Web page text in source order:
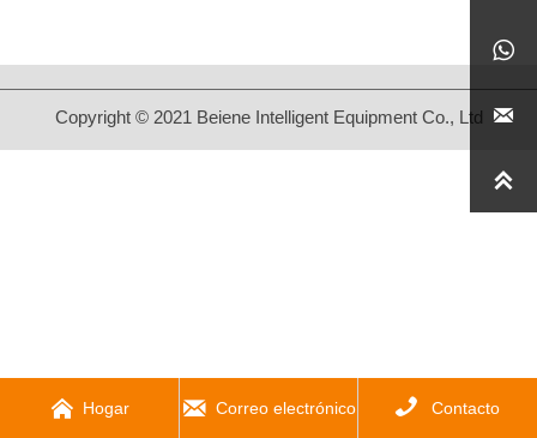
Copyright © 2021 Beiene Intelligent Equipment Co., Ltd
 Hogar  Correo electrónico  Contacto


